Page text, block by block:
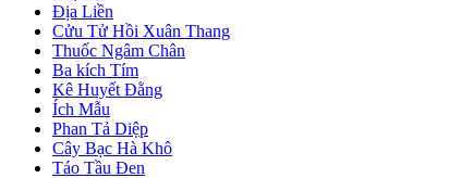
Địa Liền
Cửu Tử Hồi Xuân Thang
Thuốc Ngâm Chân
Ba kích Tím
Kê Huyết Đằng
Ích Mẫu
Phan Tả Diệp
Cây Bạc Hà Khô
Táo Tầu Đen